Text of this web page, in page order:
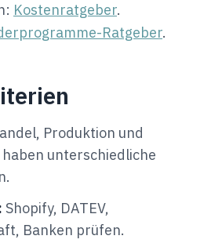
Kostenratgeber.
Ratgeber.
Produktion und
unterschiedliche
Shopify, DATEV,
Banken prüfen.